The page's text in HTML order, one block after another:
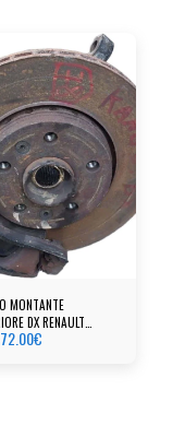
MONTANTE
DX RENAULT
(2012)
72.00€